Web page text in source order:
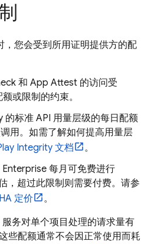
，您会受到所用证明提供方的配
和 App Attest 的访问受
或限制的约束。
的标准 API 用量层级的每日配额
用。如需了解如何提高用量层
Integrity 文档
。
每月可免费进行
，超过此限制则需要付费。请参
定价
。
服务对单个项目处理的请求量有
些配额通常不会因正常使用而耗